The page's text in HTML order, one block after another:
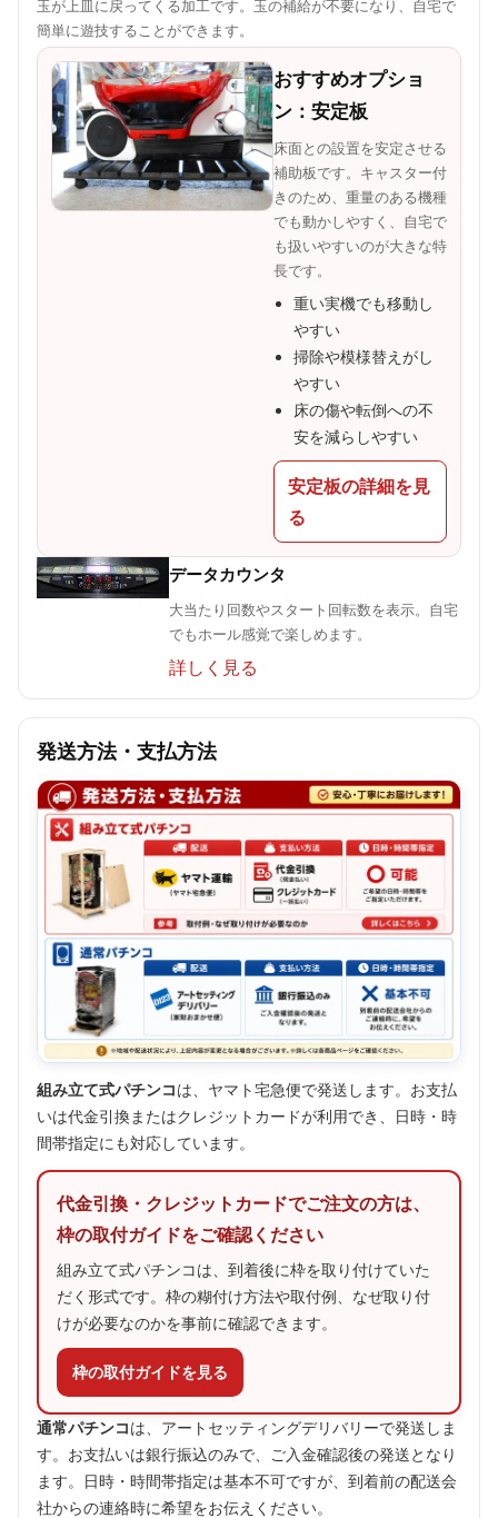
玉が上皿に戻ってくる加工です。玉の補給が不要になり、自宅で
簡単に遊技することができます。
おすすめオプショ
ン：安定板
床面との設置を安定させる
補助板です。キャスター付
きのため、重量のある機種
でも動かしやすく、自宅で
も扱いやすいのが大きな特
長です。
重い実機でも移動し
やすい
掃除や模様替えがし
やすい
床の傷や転倒への不
安を減らしやすい
安定板の詳細を見
る
データカウンタ
大当たり回数やスタート回転数を表示。自宅
でもホール感覚で楽しめます。
詳しく見る
発送方法・支払方法
組み立て式パチンコは、ヤマト宅急便で発送します。お支払
いは代金引換またはクレジットカードが利用でき、日時・時
間帯指定にも対応しています。
代金引換・クレジットカードでご注文の方は、
枠の取付ガイドをご確認ください
組み立て式パチンコは、到着後に枠を取り付けていた
だく形式です。枠の糊付け方法や取付例、なぜ取り付
けが必要なのかを事前に確認できます。
枠の取付ガイドを見る
通常パチンコは、アートセッティングデリバリーで発送しま
す。お支払いは銀行振込のみで、ご入金確認後の発送となり
ます。日時・時間帯指定は基本不可ですが、到着前の配送会
社からの連絡時に希望をお伝えください。